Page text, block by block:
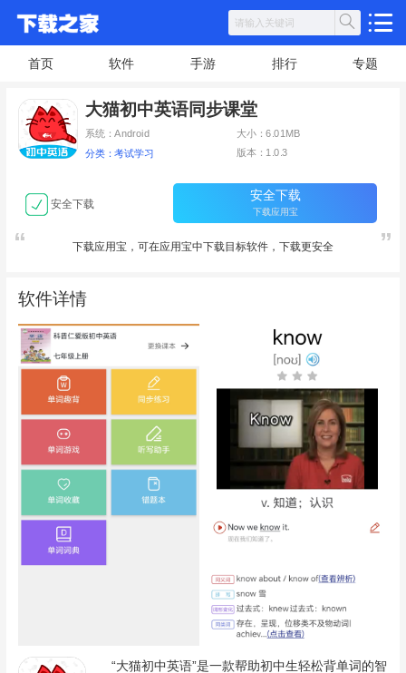
首页 软件 手游 排行 专题
大猫初中英语同步课堂
系统：Android 大小：6.01MB
分类：考试学习 版本：1.0.3
安全下载
安全下载
下载应用宝
下载应用宝，可在应用宝中下载目标软件，下载更安全
软件详情
“大猫初中英语”是一款帮助初中生轻松背单词的智